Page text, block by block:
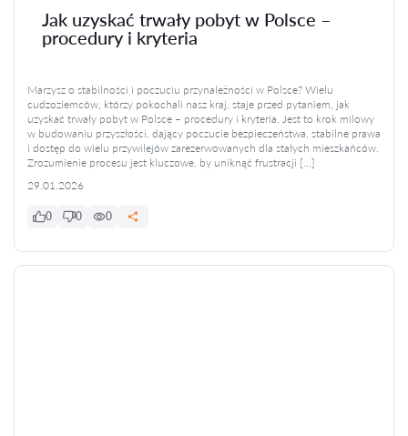
Jak uzyskać trwały pobyt w Polsce –
procedury i kryteria
Marzysz o stabilności i poczuciu przynależności w Polsce? Wielu
cudzoziemców, którzy pokochali nasz kraj, staje przed pytaniem, jak
uzyskać trwały pobyt w Polsce – procedury i kryteria. Jest to krok milowy
w budowaniu przyszłości, dający poczucie bezpieczeństwa, stabilne prawa
i dostęp do wielu przywilejów zarezerwowanych dla stałych mieszkańców.
Zrozumienie procesu jest kluczowe, by uniknąć frustracji […]
29.01.2026
0 0 0